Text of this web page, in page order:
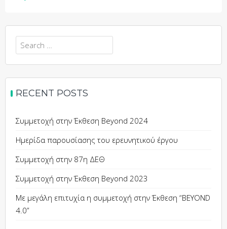
Search
for:
RECENT POSTS
Συμμετοχή στην Έκθεση Beyond 2024
Ημερίδα παρουσίασης του ερευνητικού έργου
Συμμετοχή στην 87η ΔΕΘ
Συμμετοχή στην Έκθεση Beyond 2023
Με μεγάλη επιτυχία η συμμετοχή στην Έκθεση “BEYOND
4.0”